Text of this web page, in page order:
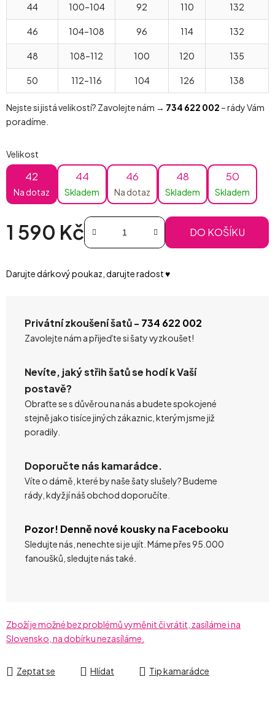
44 100–104 92 110 132
46 104–108 96 114 132
48 108–112 100 120 135
50 112–116 104 126 138
Nejste si jistá velikostí? Zavolejte nám → 734 622 002 – rády Vám
poradíme.
Velikost
42
Na dotaz
44
Skladem
46
Na dotaz
48
Skladem
50
Skladem
1 590 Kč DO KOŠÍKU
Darujte dárkový poukaz, darujte radost ♥️
Privátní zkoušení šatů - 734 622 002
Zavolejte nám a přijeďte si šaty vyzkoušet!
Nevíte, jaký střih šatů se hodí k Vaší
postavě?
Obraťte se s důvěrou na nás a budete spokojené
stejně jako tisíce jiných zákaznic, kterým jsme již
poradily.
Doporučte nás kamarádce.
Víte o dámě, které by naše šaty slušely? Budeme
rády, když jí náš obchod doporučíte.
Pozor! Denně nové kousky na Facebooku
Sledujte nás, nenechte si je ujít. Máme přes 95.000
fanoušků, sledujte nás také.
Zboží je možné bez problémů vyměnit či vrátit, zasíláme i na
Slovensko, na dobírku nezasíláme.
Zeptat se Hlídat Tip kamarádce